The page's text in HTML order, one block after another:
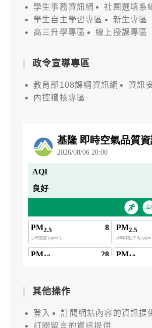
學生事務資訊網
社團選填系
學生自主學習專區
新生專區
高三升學專區
線上授課專區
政令宣導專區
教育部108課綱資訊網
資訊
內控稽核專區
其他操作
登入
訂閱網站內容的資訊提
訂閱留言的資訊提供